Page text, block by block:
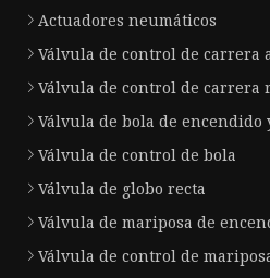
Actuadores neumáticos
Válvula de control de carrera
Válvula de control de carrera
Válvula de bola de encendido
Válvula de control de bola
Válvula de globo recta
Válvula de mariposa de
Válvula de control de